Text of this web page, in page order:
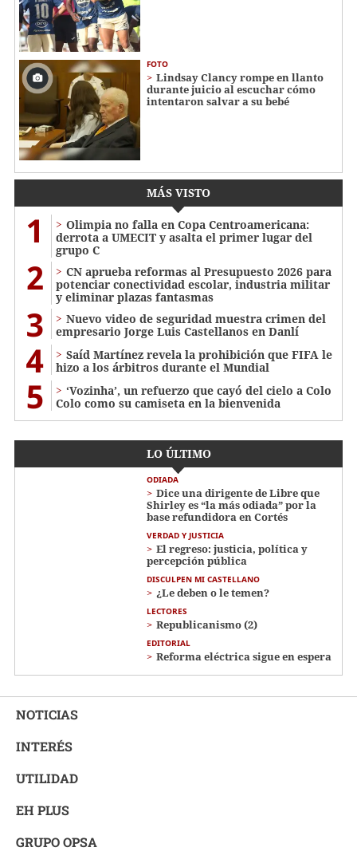
FOTO
Lindsay Clancy rompe en llanto
durante juicio al escuchar cómo
intentaron salvar a su bebé
MÁS VISTO
1
Olimpia no falla en Copa Centroamericana:
derrota a UMECIT y asalta el primer lugar del
grupo C
2
CN aprueba reformas al Presupuesto 2026 para
potenciar conectividad escolar, industria militar
y eliminar plazas fantasmas
3
Nuevo video de seguridad muestra crimen del
empresario Jorge Luis Castellanos en Danlí
4
Saíd Martínez revela la prohibición que FIFA le
hizo a los árbitros durante el Mundial
5
‘Vozinha’, un refuerzo que cayó del cielo a Colo
Colo como su camiseta en la bienvenida
LO ÚLTIMO
ODIADA
Dice una dirigente de Libre que
Shirley es “la más odiada” por la
base refundidora en Cortés
VERDAD Y JUSTICIA
El regreso: justicia, política y
percepción pública
DISCULPEN MI CASTELLANO
¿Le deben o le temen?
LECTORES
Republicanismo (2)
EDITORIAL
Reforma eléctrica sigue en espera
NOTICIAS
INTERÉS
UTILIDAD
EH PLUS
GRUPO OPSA